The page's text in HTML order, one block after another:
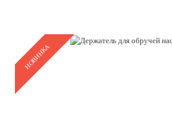
НОВИНКА